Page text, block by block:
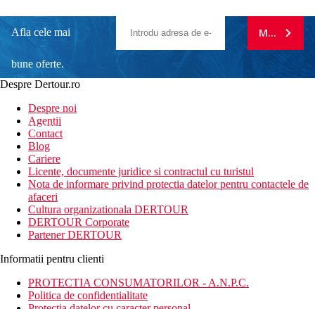
Afla cele mai
bune oferte.
newsletter!
MA
Despre Dertour.ro
Despre noi
Agentii
Contact
Blog
Cariere
Licente, documente juridice si contractul cu turistul
Nota de informare privind protectia datelor pentru contactele de
afaceri
Cultura organizationala DERTOUR
DERTOUR Corporate
Partener DERTOUR
Informatii pentru clienti
PROTECTIA CONSUMATORILOR - A.N.P.C.
Politica de confidentialitate